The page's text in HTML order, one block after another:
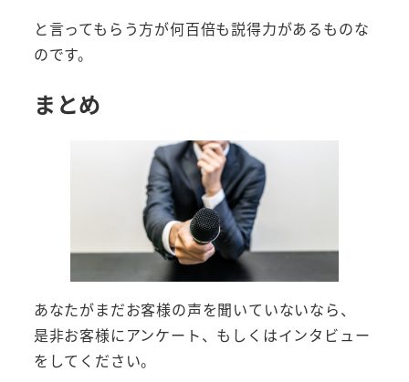
と言ってもらう方が何百倍も説得力があるものな
のです。
まとめ
あなたがまだお客様の声を聞いていないなら、
是非お客様にアンケート、もしくはインタビュー
をしてください。